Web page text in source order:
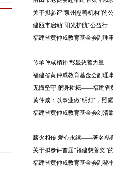
关于拟参评“泉州慈善机构”的
建瓯市启动“阳光护航”公益行
福建省黄仲咸教育基金会副理
传承仲咸精神 彰显慈善力量
福建省黄仲咸教育基金会副理
无悔坚守 躬身耕耘——福建省
黄仲咸：以事业做“明灯”，照
福建省黄仲咸教育基金会刘清
薪火相传 爱心永续——著名慈
关于拟参评首届“福建慈善奖”
福建省黄仲咸教育基金会副秘